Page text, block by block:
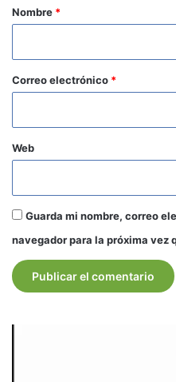
r
o
*
Nombre *
Correo electrónico *
Web
Guarda mi nombre, correo
navegador para la próxima vez